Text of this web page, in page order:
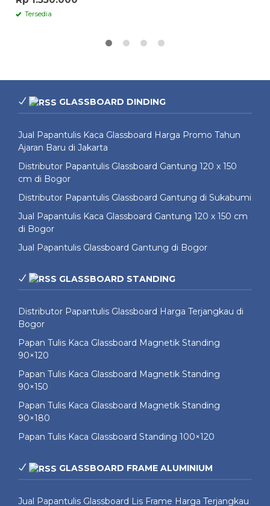
Tersedia
GLASSBOARD DINDING
Jual Papantulis Kaca Glassboard Harga Promo Tahun
Ajaran Baru di Jakarta
Distributor Papantulis Glassboard Gantung 120 x 150
cm di Bogor
Distributor Papantulis Glassboard Gantung di Sukabumi
Jual Papantulis Kaca Glassboard Gantung 120 x 150 cm
di Bogor
Jual Papantulis Glassboard Gantung di Bogor
GLASSBOARD STANDING
Distributor Papantulis Glassboard Harga Terjangkau di
Bogor
Papan Tulis Kaca Glassboard Magnetik Standing
90×120
Papan Tulis Kaca Glassboard Magnetik Standing
90×150
Papan Tulis Kaca Glassboard Magnetik Standing
90×180
Papan Tulis Kaca Glassboard Standing 100×120
GLASSBOARD FRAME ALUMINIUM
Jual Papantulis Glassboard Lis Frame Harga Terjangkau